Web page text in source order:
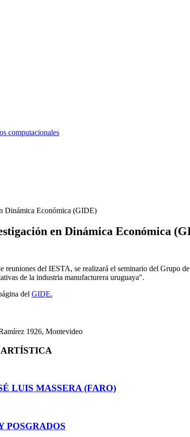
computacionales
Dinámica Económica (GIDE)
en Dinámica Económica
reuniones del IESTA, se realizará el seminario del
de la industria manufacturera uruguaya".
del GIDE.
1926, Montevideo
LUIS MASSERA (FARO)
POSGRADOS